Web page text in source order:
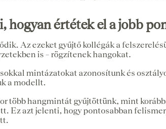
hogyan értétek el a jobb
Az ezeket gyűjtő kollégák a
is – rögzítenek hangokat.
mintázatokat azonosítunk és
a modellt.
több hangmintát gyűjtöttünk, mint
Ez azt jelenti, hogy pontosabban